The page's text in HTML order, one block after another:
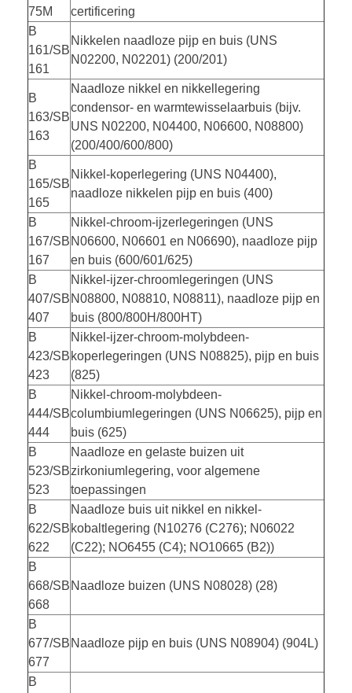
75M
certificering
B
161/SB
161
Nikkelen naadloze pijp en buis (UNS
N02200, N02201) (200/201)
B
163/SB
163
Naadloze nikkel en nikkellegering
condensor- en warmtewisselaarbuis (bijv.
UNS N02200, N04400, N06600, N08800)
(200/400/600/800)
B
165/SB
165
Nikkel-koperlegering (UNS N04400),
naadloze nikkelen pijp en buis (400)
B
167/SB
167
Nikkel-chroom-ijzerlegeringen (UNS
N06600, N06601 en N06690), naadloze pijp
en buis (600/601/625)
B
407/SB
407
Nikkel-ijzer-chroomlegeringen (UNS
N08800, N08810, N08811), naadloze pijp en
buis (800/800H/800HT)
B
423/SB
423
Nikkel-ijzer-chroom-molybdeen-
koperlegeringen (UNS N08825), pijp en buis
(825)
B
444/SB
444
Nikkel-chroom-molybdeen-
columbiumlegeringen (UNS N06625), pijp en
buis (625)
B
523/SB
523
Naadloze en gelaste buizen uit
zirkoniumlegering, voor algemene
toepassingen
B
622/SB
622
Naadloze buis uit nikkel en nikkel-
kobaltlegering (N10276 (C276); N06022
(C22); NO6455 (C4); NO10665 (B2))
B
668/SB
668
Naadloze buizen (UNS N08028) (28)
B
677/SB
677
Naadloze pijp en buis (UNS N08904) (904L)
B